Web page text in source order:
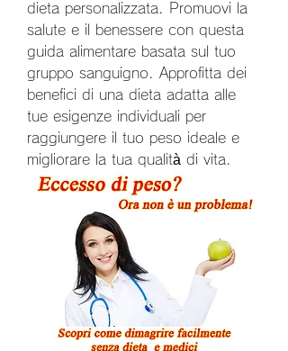
dieta personalizzata. Promuovi la
salute e il benessere con questa
guida alimentare basata sul tuo
gruppo sanguigno. Approfitta dei
benefici di una dieta adatta alle
tue esigenze individuali per
raggiungere il tuo peso ideale e
migliorare la tua qualità di vita.